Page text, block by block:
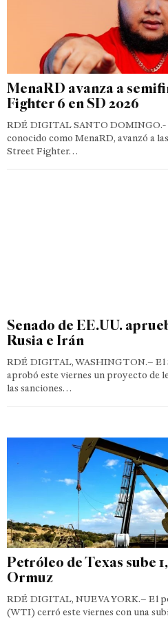
MenaRD avanza a
Fighter 6 en SD 2026
RDÉ DIGITAL SANTO DOMINGO.-
conocido como MenaRD, avanzó a
Street Fighter…
Senado de EE.UU.
Rusia e Irán
RDÉ DIGITAL, WASHINGTON.– El
aprobó este viernes un proyecto de
las sanciones…
Petróleo de Texas sube
Ormuz
RDÉ DIGITAL, NUEVA YORK.– El
(WTI) cerró este viernes con una